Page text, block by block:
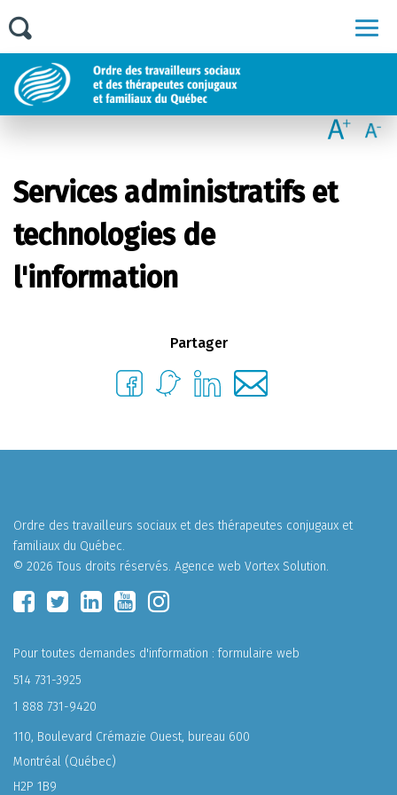
Services administratifs et
technologies de
l'information
Partager
Ordre des travailleurs sociaux et des thérapeutes conjugaux et
familiaux du Québec.
© 2026 Tous droits réservés. Agence web Vortex Solution.
Pour toutes demandes d'information :formulaire web
514 731-3925
1 888 731-9420
110, Boulevard Crémazie Ouest, bureau 600
Montréal (Québec)
H2P 1B9